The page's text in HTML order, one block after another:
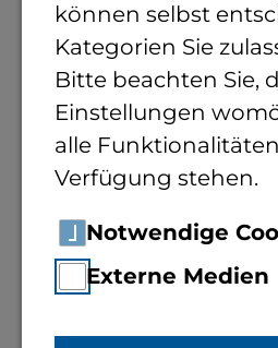
Prof. Dr.Daniel
Professor für
können selbst
Kategorien Sie
Bitte beachten Sie,
Einstellungen
alle
Verfügung stehen.
Notwendige
Externe Medien